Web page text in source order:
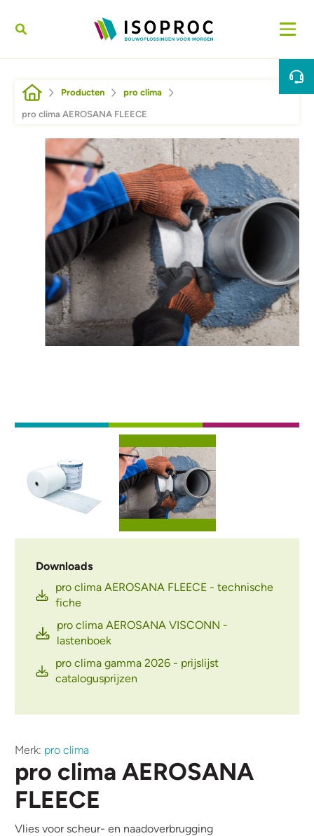
Kruimelpad
Producten pro clima
pro clima AEROSANA FLEECE
Afbeelding
Afbeelding
Downloads
pro clima AEROSANA FLEECE - technische
fiche
pro clima AEROSANA VISCONN -
lastenboek
pro clima gamma 2026 - prijslijst
catalogusprijzen
Merk: pro clima
pro clima AEROSANA
FLEECE
Vlies voor scheur- en naadoverbrugging